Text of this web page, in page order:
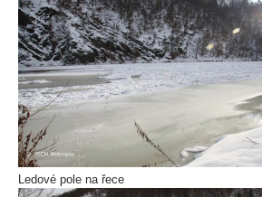
Ledové pole na řece